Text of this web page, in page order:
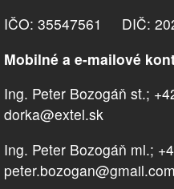
IČO: 35547561 DIČ:
Mobilné a e-mailové
Ing. Peter Bozogáň st.;
dorka@extel.sk
Ing. Peter Bozogáň ml.;
peter.bozogan@gmail.com